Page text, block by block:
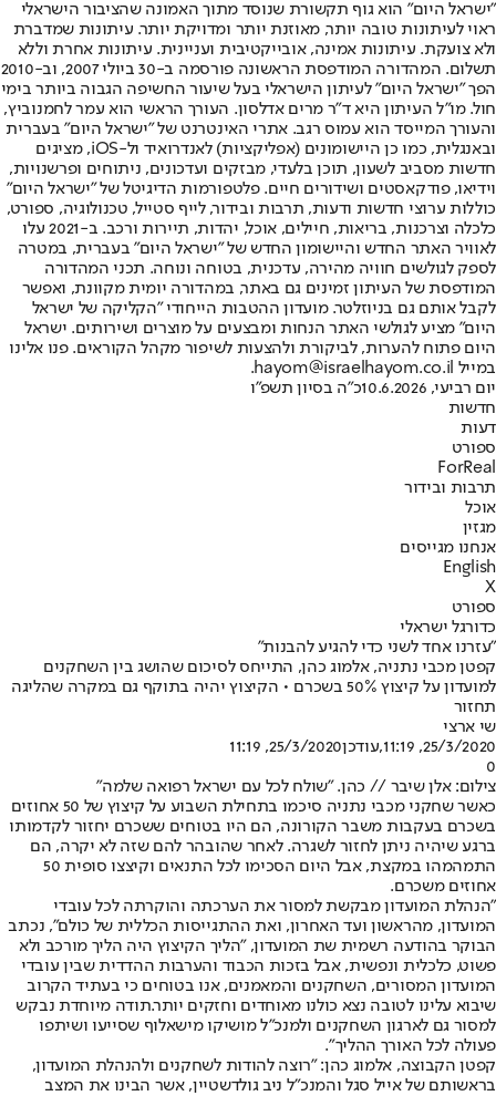
"ישראל היום" הוא גוף תקשורת שנוסד מתוך האמונה שהציבור הישראלי
ראוי לעיתונות טובה יותר, מאוזנת יותר ומדויקת יותר. עיתונות שמדברת
ולא צועקת. עיתונות אמינה, אובייקטיבית ועניינית. עיתונות אחרת וללא
תשלום. המהדורה המודפסת הראשונה פורסמה ב-30 ביולי 2007, וב-2010
הפך "ישראל היום" לעיתון הישראלי בעל שיעור החשיפה הגבוה ביותר בימי
חול. מו"ל העיתון היא ד"ר מרים אדלסון. העורך הראשי הוא עמר לחמנוביץ,
והעורך המייסד הוא עמוס רגב. אתרי האינטרנט של "ישראל היום" בעברית
ובאנגלית, כמו כן היישומונים (אפליקציות) לאנדרואיד ול-iOS, מציגים
חדשות מסביב לשעון, תוכן בלעדי, מבזקים ועדכונים, ניתוחים ופרשנויות,
וידיאו, פודקאסטים ושידורים חיים. פלטפורמות הדיגיטל של "ישראל היום"
כוללות ערוצי חדשות ודעות, תרבות ובידור, לייף סטייל, טכנולוגיה, ספורט,
כלכלה וצרכנות, בריאות, חיילים, אוכל, יהדות, תיירות ורכב. ב-2021 עלו
לאוויר האתר החדש והיישומון החדש של "ישראל היום" בעברית, במטרה
לספק לגולשים חוויה מהירה, עדכנית, בטוחה ונוחה. תכני המהדורה
המודפסת של העיתון זמינים גם באתר, במהדורה יומית מקוונת, ואפשר
לקבל אותם גם בניוזלטר. מועדון ההטבות הייחודי "הקליקה של ישראל
היום" מציע לגולשי האתר הנחות ומבצעים על מוצרים ושירותים. ישראל
היום פתוח להערות, לביקורת ולהצעות לשיפור מקהל הקוראים. פנו אלינו
במייל hayom@israelhayom.co.il.
יום רביעי, 10.6.2026
כ"ה בסיון תשפ"ו
חדשות
דעות
ספורט
ForReal
תרבות ובידור
אוכל
מגזין
אנחנו מגייסים
English
X
ספורט
כדורגל ישראלי
"עזרנו אחד לשני כדי להגיע להבנות"
קפטן מכבי נתניה, אלמוג כהן, התייחס לסיכום שהושג בין השחקנים
למועדון על קיצוץ 50% בשכרם • הקיצוץ יהיה בתוקף גם במקרה שהליגה
תחזור
שי ארצי
25/3/2020, 11:19
,עודכן25/3/2020, 11:19
0
צילום: אלן שיבר // כהן. "שולח לכל עם ישראל רפואה שלמה"
כאשר שחקני מכבי נתניה סיכמו בתחילת השבוע על קיצוץ של 50 אחוזים
בשכרם בעקבות משבר הקורונה, הם היו בטוחים ששכרם יחזור לקדמותו
ברגע שיהיה ניתן לחזור לשגרה. לאחר שהובהר להם שזה לא יקרה, הם
התמהמהו במקצת, אבל היום הסכימו לכל התנאים וקיצצו סופית 50
אחוזים משכרם.
"הנהלת המועדון מבקשת למסור את הערכתה והוקרתה לכל עובדי
המועדון, מהראשון ועד האחרון, ואת ההתגייסות הכללית של כולם", נכתב
הבוקר בהודעה רשמית שת המועדון, "הליך הקיצוץ היה הליך מורכב ולא
פשוט, כלכלית ונפשית, אבל בזכות הכבוד והערבות ההדדית שבין עובדי
המועדון המסורים, השחקנים והמאמנים, אנו בטוחים כי בעתיד הקרוב
שיבוא עלינו לטובה נצא כולנו מאוחדים וחזקים יותר.תודה מיוחדת נבקש
למסור גם לארגון השחקנים ולמנכ״ל מושיקו מישאלוף שסייעו ושיתפו
פעולה לכל האורך ההליך".
קפטן הקבוצה, אלמוג כהן: "רוצה להודות לשחקנים ולהנהלת המועדון,
בראשותם של אייל סגל והמנכ״ל ניב גולדשטיין, אשר הבינו את המצב